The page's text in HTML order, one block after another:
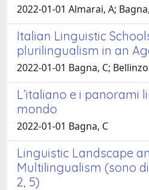
2022-01-01 Almarai, A;
Italian Linguistic
plurilingualism in an
2022-01-01 Bagna, C;
L’italiano e i panorami
mondo
2022-01-01 Bagna, C
Linguistic Landscape
Multilingualism (sono
2, 5)